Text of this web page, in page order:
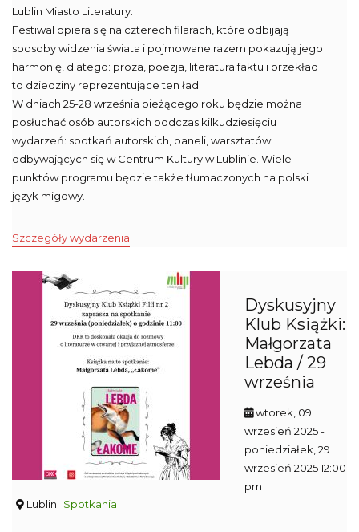
Lublin Miasto Literatury.
Festiwal opiera się na czterech filarach, które odbijają
sposoby widzenia świata i pojmowane razem pokazują jego
harmonię, dlatego: proza, poezja, literatura faktu i przekład
to dziedziny reprezentujące ten ład.
W dniach 25-28 września bieżącego roku będzie można
posłuchać osób autorskich podczas kilkudziesięciu
wydarzeń: spotkań autorskich, paneli, warsztatów
odbywających się w Centrum Kultury w Lublinie. Wiele
punktów programu będzie także tłumaczonych na polski
język migowy.
Szczegóły wydarzenia
Dyskusyjny
Klub Książki:
Małgorzata
Lebda / 29
września
wtorek, 09
wrzesień 2025-
poniedziałek, 29
wrzesień 2025 12:00
pm
Lublin
Spotkania